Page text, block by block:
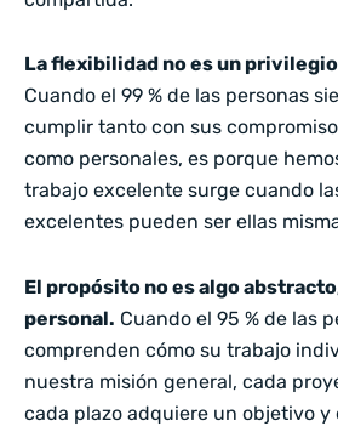
La flexibilidad no es un
Cuando el 99 % de las personas
cumplir tanto con sus
como personales, es porque
trabajo excelente surge cuando
excelentes pueden ser ellas
El propósito no es algo
personal. Cuando el 95 % de las
comprenden cómo su trabajo
nuestra misión general, cada
cada plazo adquiere un objetivo y